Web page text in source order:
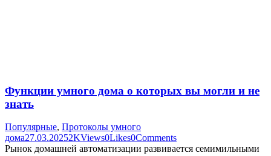
Функции умного дома о которых вы могли и не
знать
Популярные, Протоколы умного
дома27.03.20252KViews0Likes0Comments
Рынок домашней автоматизации развивается семимильными